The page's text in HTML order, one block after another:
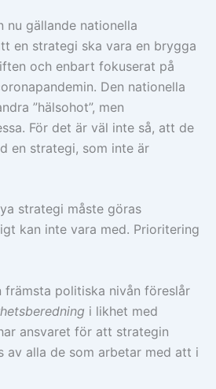
nu gällande nationella
en strategi ska vara en brygga
och enbart fokuserat på
Den nationella
”hälsohot”, men
För det är väl inte så, att de
en strategi, som inte är
strategi måste göras
kan inte vara med. Prioritering
politiska nivån föreslår
i likhet med
ansvaret för att strategin
av alla de som arbetar med att i